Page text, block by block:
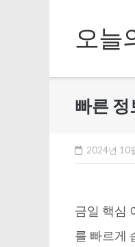
content오늘
빠른 정
2024년 10
금일 핵심
를 빠르게